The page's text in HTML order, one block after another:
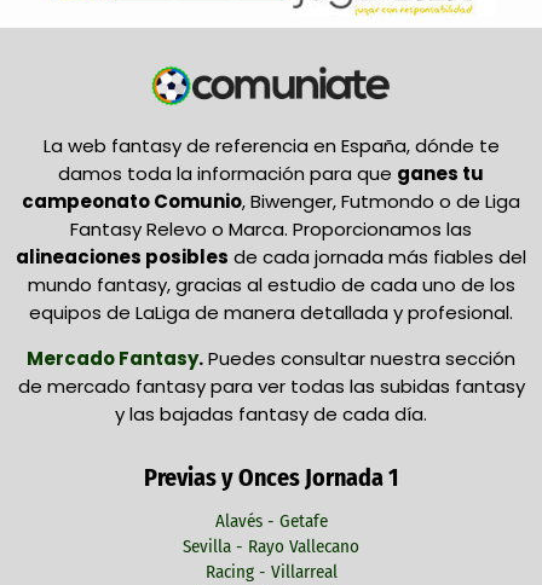
La web fantasy de referencia en España, dónde te
damos toda la información para que ganes tu
campeonato Comunio, Biwenger, Futmondo o de Liga
Fantasy Relevo o Marca. Proporcionamos las
alineaciones posibles de cada jornada más fiables del
mundo fantasy, gracias al estudio de cada uno de los
equipos de LaLiga de manera detallada y profesional.
Mercado Fantasy.Puedes consultar nuestra sección
de mercado fantasy para ver todas las subidas fantasy
y las bajadas fantasy de cada día.
Previas y Onces Jornada 1
Alavés - Getafe
Sevilla - Rayo Vallecano
Racing - Villarreal